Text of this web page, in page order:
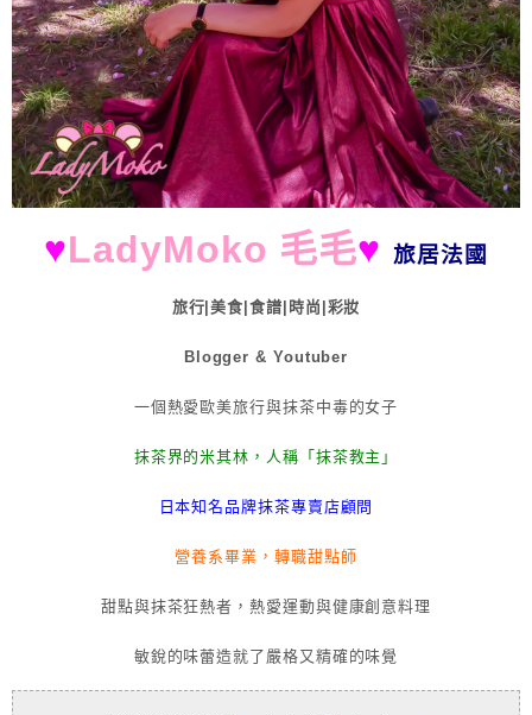
♥LadyMoko 毛毛♥ 旅居法國
旅行|美食|食譜|時尚|彩妝
Blogger & Youtuber
一個熱愛歐美旅行與抹茶中毒的女子
抹茶界的米其林，人稱「抹茶教主」
日本知名品牌抹茶專賣店顧問
營養系畢業，轉職甜點師
甜點與抹茶狂熱者，熱愛運動與健康創意料理
敏銳的味蕾造就了嚴格又精確的味覺